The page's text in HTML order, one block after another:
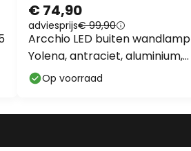
€ 74,90
adviesprijs€ 99,90
Arcchio LED buiten wandlamp
Yolena, antraciet, aluminium,
21cmOp voorraad